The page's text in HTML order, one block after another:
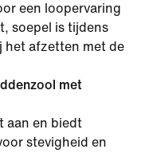
een loopervaring
soepel is tijdens
het afzetten met de
met
aan en biedt
stevigheid en